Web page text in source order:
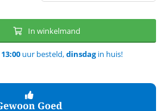
In winkelmand
13:00 uur besteld,dinsdagin huis!